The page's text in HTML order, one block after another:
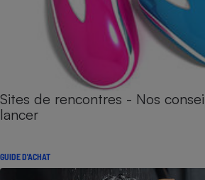
Sites de rencontres - Nos
lancer
GUIDE D'ACHAT